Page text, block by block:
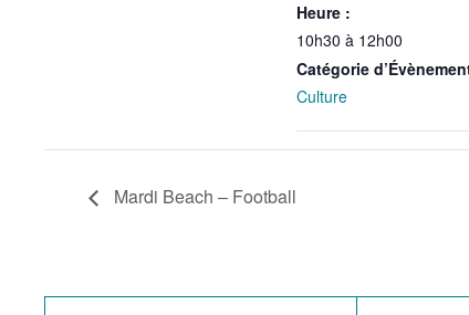
Heure :
10h30 à 12h00
Catégorie
Culture
Mardi Beach – Football